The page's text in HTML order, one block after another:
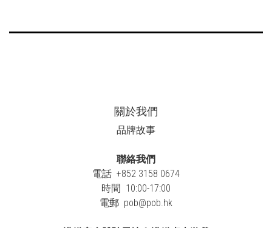
關於我們
品牌故事
聯絡我們
電話 +852 3158 0674
時間 10:00-17:00
電郵 pob@pob.hk